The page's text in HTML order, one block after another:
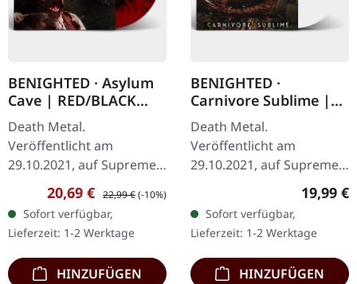
BENIGHTED · Asylum
Cave | RED/BLACK
SPLATTER LP
Death Metal.
Veröffentlicht am
29.10.2021, auf Supreme
Chaos Records.
Transparent rotes Vinyl
mit schwarzen Splattern
und Insert. Limitiert auf
200…
Verkaufspreis:
20,69 € Regulärer Preis:
22,99 €(-10%)
Sofort verfügbar,
Lieferzeit: 1-2 Werktage
HINZUFÜGEN
BENIGHTED ·
Carnivore Sublime |
WHITE LP
Death Metal.
Veröffentlicht am
29.10.2021, auf Supreme
Chaos Records. Weißes
Vinyl. Neuauflage als
hochwertiges Vinyl mit
Original Splatter…
19,99 €
Sofort verfügbar,
Lieferzeit: 1-2 Werktage
HINZUFÜGEN